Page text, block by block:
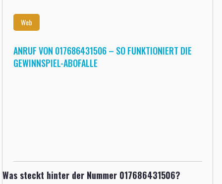
Web
ANRUF VON 017686431506 – SO FUNKTIONIERT DIE
GEWINNSPIEL-ABOFALLE
Was steckt hinter der Nummer 017686431506?